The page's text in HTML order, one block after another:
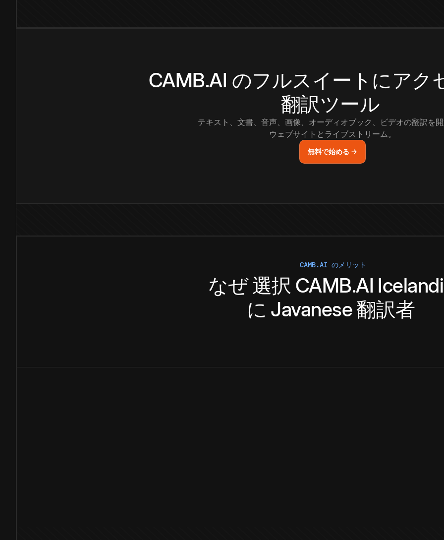
CAMB.AI のフルスイートにアク
翻訳ツール
テキスト、文書、音声、画像、オーディオブック、ビデオの翻訳を
ウェブサイトとライブストリーム。
無料で始める →
CAMB.AI のメリット
なぜ選択 CAMB.AI
に Javanese翻訳者